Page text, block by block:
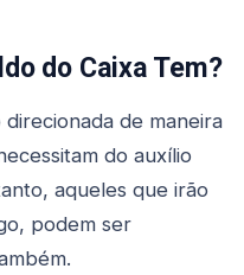
do Caixa Tem?
de maneira
do auxílio
aqueles que irão
podem ser